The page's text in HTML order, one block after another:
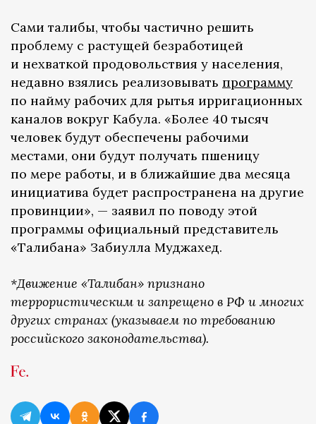
Сами талибы, чтобы частично решить
проблему с растущей безработицей
и нехваткой продовольствия у населения,
недавно взялись реализовывать программу
по найму рабочих для рытья ирригационных
каналов вокруг Кабула. «Более 40 тысяч
человек будут обеспечены рабочими
местами, они будут получать пшеницу
по мере работы, и в ближайшие два месяца
инициатива будет распространена на другие
провинции», — заявил по поводу этой
программы официальный представитель
«Талибана» Забиулла Муджахед.
*Движение «Талибан» признано
террористическим и запрещено в РФ и многих
других странах (указываем по требованию
российского законодательства).